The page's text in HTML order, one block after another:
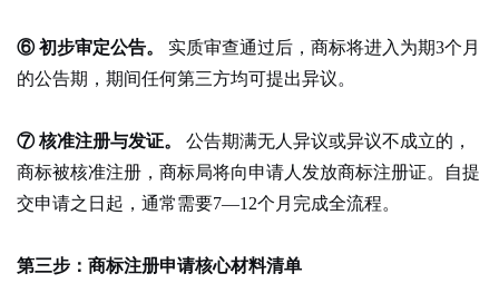
⑥ 初步审定公告。
实质审查通过后，商标将进入为期3个月
的公告期，期间任何第三方均可提出异议。
⑦ 核准注册与发证。
公告期满无人异议或异议不成立的，
商标被核准注册，商标局将向申请人发放商标注册证。自提
交申请之日起，通常需要7—12个月完成全流程。
第三步：商标注册申请核心材料清单